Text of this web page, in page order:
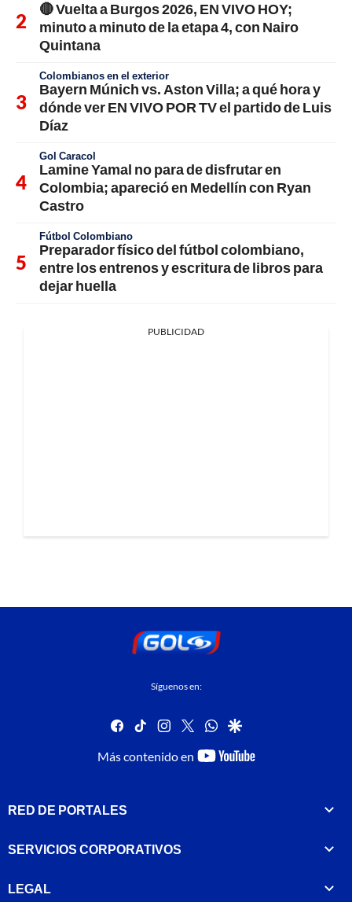
🔴 Vuelta a Burgos 2026, EN VIVO HOY;
minuto a minuto de la etapa 4, con Nairo
Quintana
Colombianos en el exterior
Bayern Múnich vs. Aston Villa; a qué hora y
dónde ver EN VIVO POR TV el partido de Luis
Díaz
Gol Caracol
Lamine Yamal no para de disfrutar en
Colombia; apareció en Medellín con Ryan
Castro
Fútbol Colombiano
Preparador físico del fútbol colombiano,
entre los entrenos y escritura de libros para
dejar huella
PUBLICIDAD
Síguenos en:
facebook
tiktok instagram
twitterwhatsapp
google
Más contenido en
youtube-
RED DE PORTALES
SERVICIOS CORPORATIVOS
LEGAL